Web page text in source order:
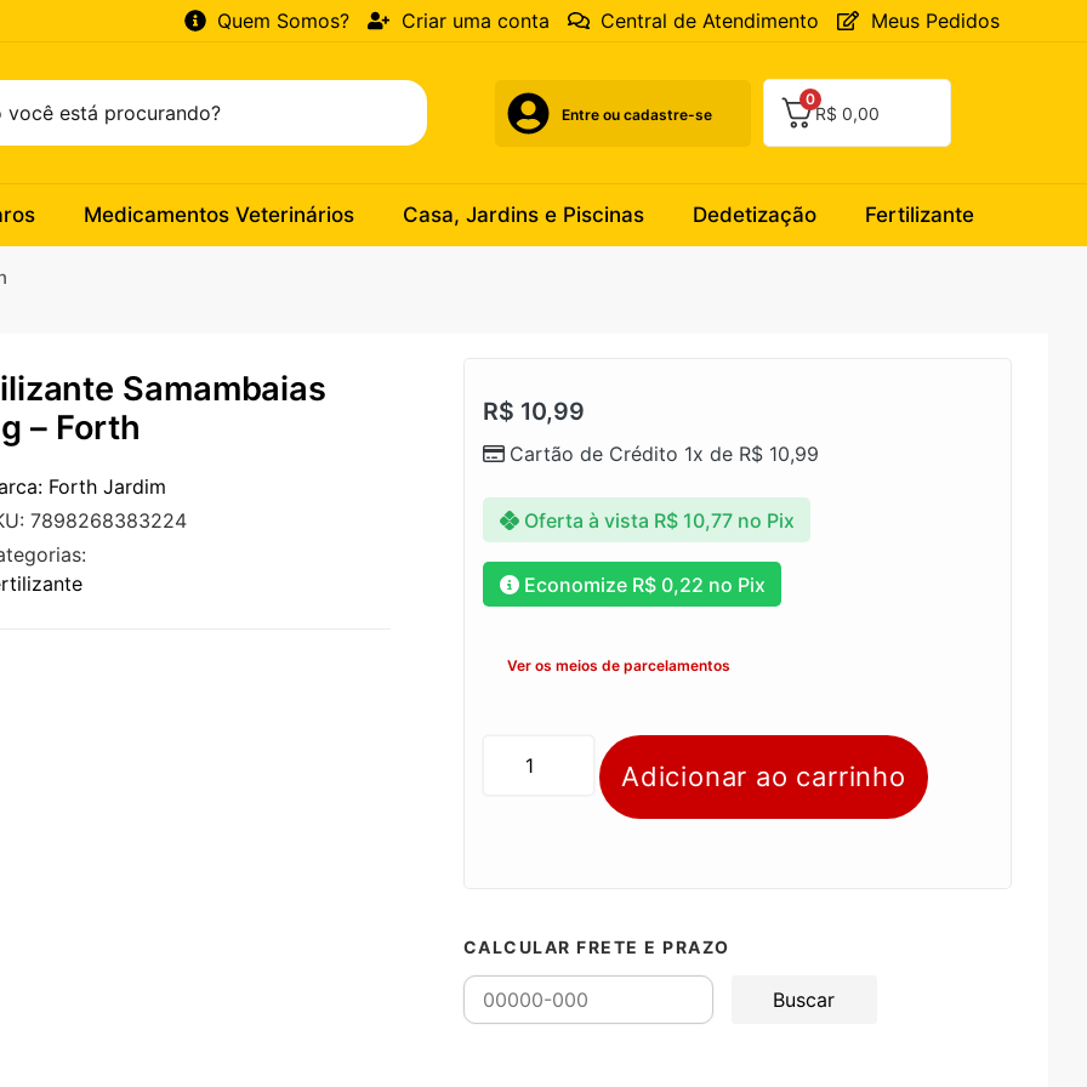
Quem Somos? Criar uma conta Central de Atendimento Meus Pedidos
Entre ou cadastre-se
0
R$ 0,00
Medicamentos Veterinários Casa, Jardins e Piscinas Dedetização Fertilizante
Samambaias
– Forth
Forth Jardim
7898268383224
R$ 10,99
Cartão de Crédito 1x de R$10,99
Oferta à vista R$10,77 no Pix
Economize R$0,22 no Pix
Ver os meios de parcelamentos
Adicionar ao carrinho
CALCULAR FRETE E PRAZO